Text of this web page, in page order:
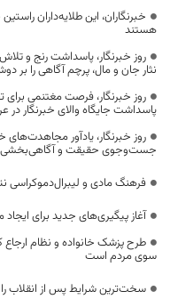
خبرنگاران، این طلایه‌داران
هستند
روز خبرنگار، پاسداشت رنج و
نثار جان و مال، پرچم آگاهی را بر
روز خبرنگار، فرصت مغتنمی
پاسداشت جایگاه والای خبرنگار
روز خبرنگار، یادآور
جست‌وجوی حقیقت و آگاهی‌بخشی
فرهنگ مادی و لیبرال‌دموکراسی
آغاز پیگیری‌های جدید برای
طرح پزشک خانواده و نظام
سوی مردم است
سخت‌ترین شرایط پس از انقلاب